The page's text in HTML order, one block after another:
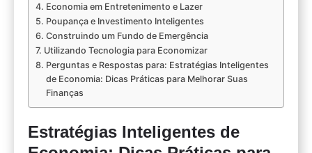
Economia em Entretenimento e Lazer
Poupança e Investimento Inteligentes
Construindo um Fundo de Emergência
Utilizando Tecnologia para Economizar
Perguntas e Respostas para: Estratégias Inteligentes
de Economia: Dicas Práticas para Melhorar Suas
Finanças
Estratégias Inteligentes de